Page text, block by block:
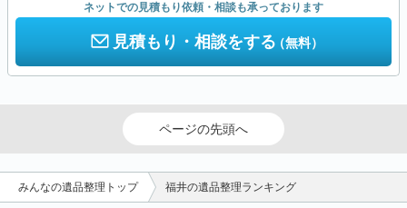
ネットでの見積もり依頼・相談も承っております
見積もり・相談をする（無料）
ページの先頭へ
みんなの遺品整理トップ 福井の遺品整理ランキング